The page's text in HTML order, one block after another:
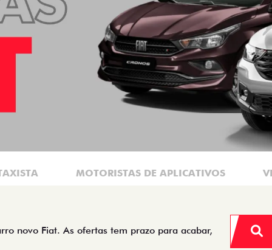
MOTORISTAS DE APLICATIVOS
novo Fiat. As ofertas tem prazo para acabar,